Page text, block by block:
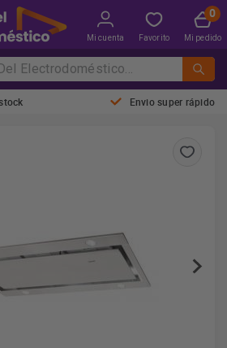
Mi cuenta Favorito Mi pedido
Envio super rápido